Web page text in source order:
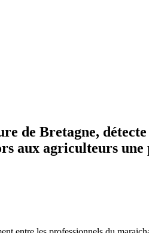
de Bretagne,
aux agriculteurs